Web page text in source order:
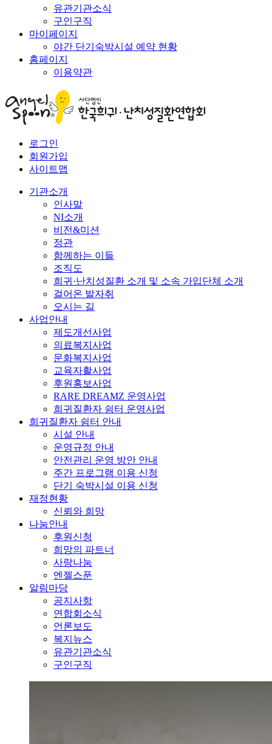
유관기관소식
구인구직
마이페이지
야간 단기숙박시설 예약 현황
홈페이지
이용약관
로그인
회원가입
사이트맵
기관소개
인사말
NI소개
비전&미션
정관
함께하는 이들
조직도
희귀·난치성질환 소개 및 소속 가입단체 소개
걸어온 발자취
오시는 길
사업안내
제도개선사업
의료복지사업
문화복지사업
교육자활사업
후원홍보사업
RARE DREAMZ 운영사업
희귀질환자 쉼터 운영사업
희귀질환자 쉼터 안내
시설 안내
운영규정 안내
안전관리 운영 방안 안내
주간 프로그램 이용 신청
단기 숙박시설 이용 신청
재정현황
신뢰와 희망
나눔안내
후원신청
희망의 파트너
사랑나눔
엔젤스푼
알림마당
공지사항
연합회소식
언론보도
복지뉴스
유관기관소식
구인구직